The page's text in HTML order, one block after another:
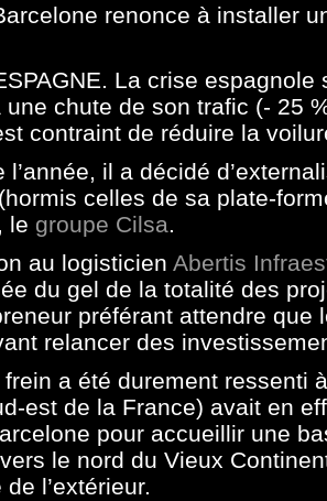
renonce à installer
La crise espagnole
une chute de son trafic (- 25
contraint de réduire la
l’année, il a décidé
celles de sa plate-
le groupe Cilsa.
au logisticien Abertis
du gel de la totalité des
préférant attendre
relancer des
a été durement ressenti
est de la France) avait en
pour accueillir une
le nord du Vieux
l’extérieur.